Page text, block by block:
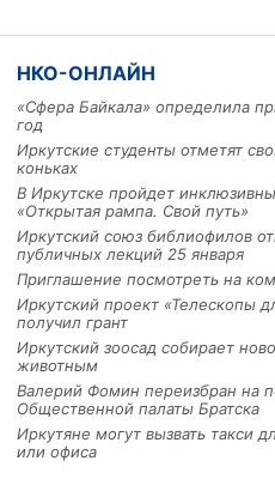
НКО-ОНЛАЙН
«Сфера Байкала» определила
год
Иркутские студенты отметят
коньках
В Иркутске пройдет
«Открытая рампа. Свой путь»
Иркутский союз библиофилов
публичных лекций 25 января
Приглашение посмотреть на
Иркутский проект «Телескопы
получил грант
Иркутский зоосад собирает
животным
Валерий Фомин переизбран на
Общественной палаты Братска
Иркутяне могут вызвать такси
или офиса
из
3